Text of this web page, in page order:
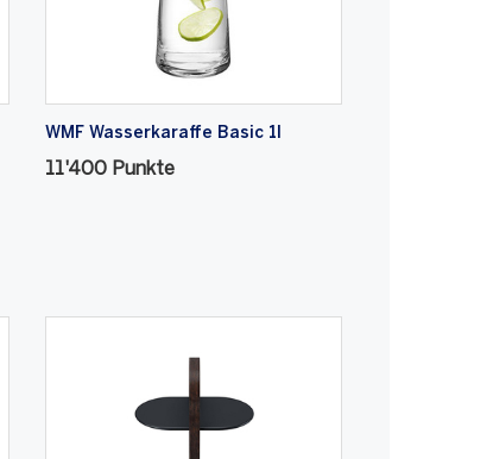
WMF Wasserkaraffe Basic 1l
11'400 Punkte